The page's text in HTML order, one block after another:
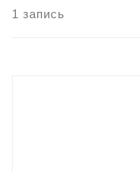
1 запись